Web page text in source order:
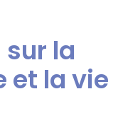
la
et la vie